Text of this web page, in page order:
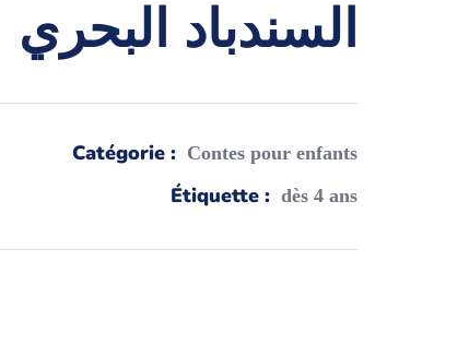
السندباد البحري
Catégorie : Contes pour enfants
Étiquette : dès 4 ans